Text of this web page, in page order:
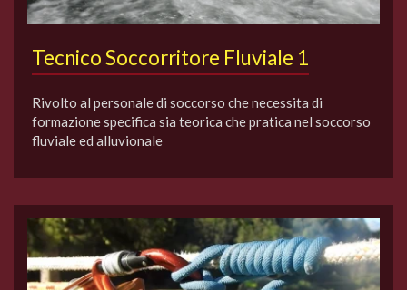
Tecnico Soccorritore Fluviale 1
Rivolto al personale di soccorso che necessita di
formazione specifica sia teorica che pratica nel soccorso
fluviale ed alluvionale